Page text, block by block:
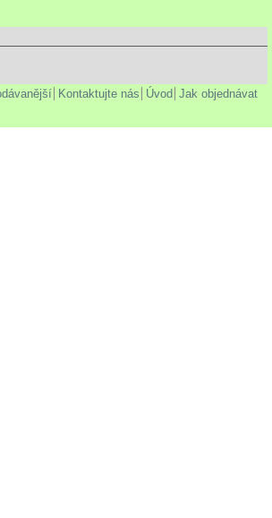
Kontaktujte nás Úvod Jak objednávat